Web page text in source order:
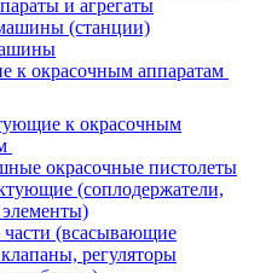
и агрегаты
(станции)
к окрасочным аппаратам
к окрасочным
окрасочные пистолеты
(соплодержатели,
части (всасывающие
регуляторы